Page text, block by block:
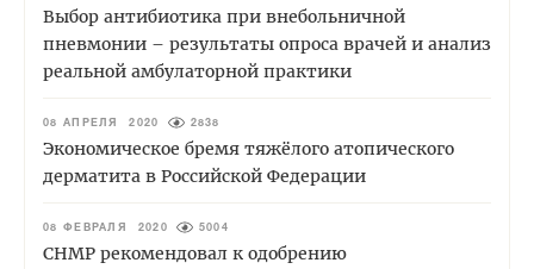
Выбор антибиотика при внебольничной
пневмонии – результаты опроса врачей и анализ
реальной амбулаторной практики
08 АПРЕЛЯ 2020 2838
Экономическое бремя тяжёлого атопического
дерматита в Российской Федерации
08 ФЕВРАЛЯ 2020 5004
СНМР рекомендовал к одобрению